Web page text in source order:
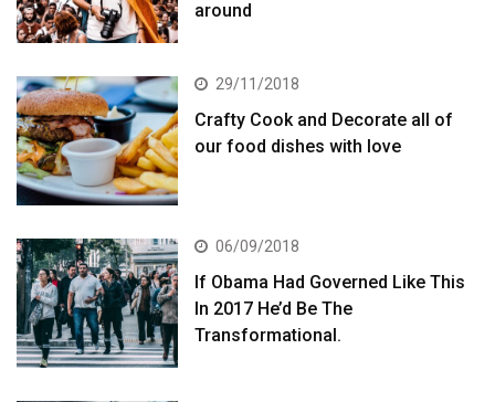
around
29/11/2018
Crafty Cook and Decorate all of
our food dishes with love
06/09/2018
If Obama Had Governed Like This
In 2017 He’d Be The
Transformational.